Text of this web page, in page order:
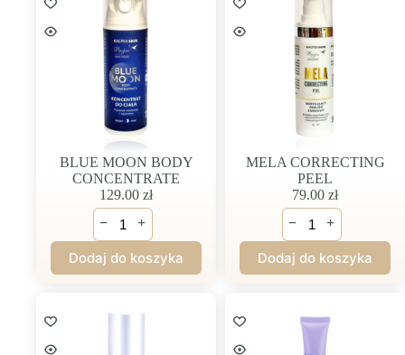
BLUE MOON BODY
CONCENTRATE
129.00 zł
ilość
BLUE
MOON
BODY
CONCENTRATE
− +
Dodaj do koszyka
MELA CORRECTING
PEEL
79.00 zł
ilość
MELA
CORRECTING
PEEL
− +
Dodaj do koszyka